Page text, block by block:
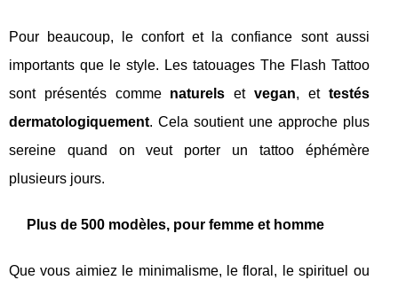
Pour beaucoup, le confort et la confiance sont aussi
importants que le style. Les tatouages The Flash Tattoo
sont présentés comme naturels etvegan, et testés
dermatologiquement. Cela soutient une approche plus
sereine quand on veut porter un tattoo éphémère
plusieurs jours.
Plus de 500 modèles, pour femme et homme
Que vous aimiez le minimalisme, le floral, le spirituel ou